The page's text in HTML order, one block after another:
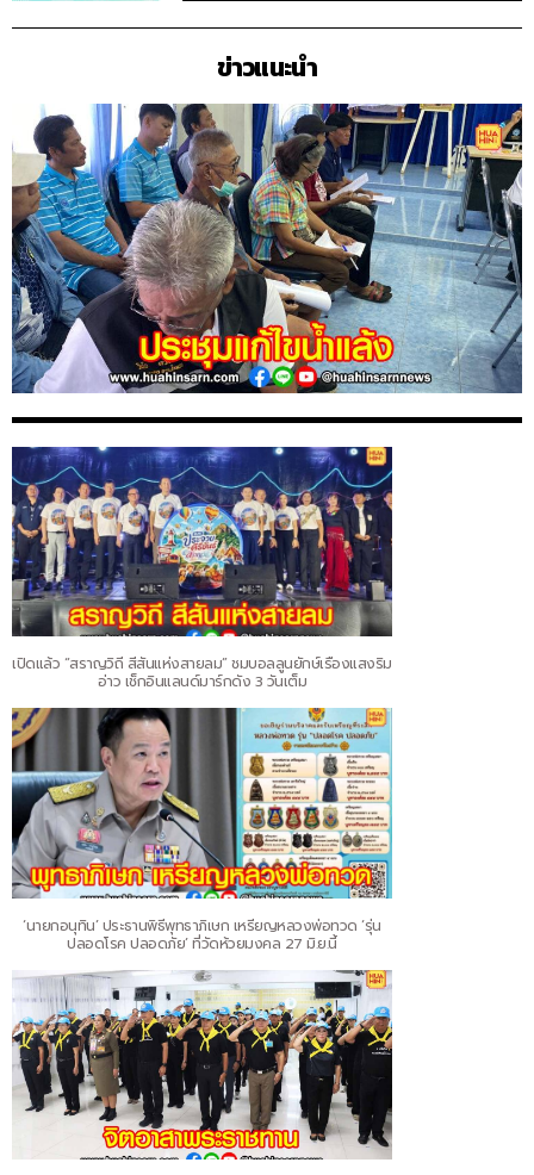
ข่าวแนะนำ
เปิดแล้ว “สราญวิถี สีสันแห่งสายลม” ชมบอลลูนยักษ์เรืองแสงริม
อ่าว เช็กอินแลนด์มาร์กดัง 3 วันเต็ม
‘นายกอนุทิน’ ประธานพิธีพุทธาภิเษก เหรียญหลวงพ่อทวด ‘รุ่น
ปลอดโรค ปลอดภัย’ ที่วัดห้วยมงคล 27 มิ.ย.นี้